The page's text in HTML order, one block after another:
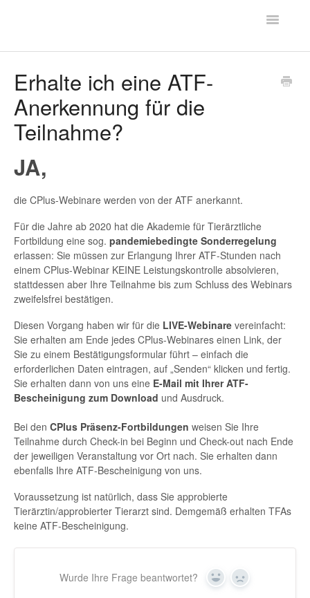
Toggle
Kontakt
Erhalte ich eine ATF-
Anerkennung für die
Teilnahme?
JA,
die CPlus-Webinare werden von der ATF anerkannt.
Für die Jahre ab 2020 hat die Akademie für Tierärztliche
Fortbildung eine sog. pandemiebedingte Sonderregelung
erlassen: Sie müssen zur Erlangung Ihrer ATF-Stunden nach
einem CPlus-Webinar KEINE Leistungskontrolle absolvieren,
stattdessen aber Ihre Teilnahme bis zum Schluss des Webinars
zweifelsfrei bestätigen.
Diesen Vorgang haben wir für die LIVE-Webinare vereinfacht:
Sie erhalten am Ende jedes CPlus-Webinares einen Link, der
Sie zu einem Bestätigungsformular führt – einfach die
erforderlichen Daten eintragen, auf „Senden“ klicken und fertig.
Sie erhalten dann von uns eine E-Mail mit Ihrer ATF-
Bescheinigung zum Download und Ausdruck.
Bei den CPlus Präsenz-Fortbildungen weisen Sie Ihre
Teilnahme durch Check-in bei Beginn und Check-out nach Ende
der jeweiligen Veranstaltung vor Ort nach. Sie erhalten dann
ebenfalls Ihre ATF-Bescheinigung von uns.
Voraussetzung ist natürlich, dass Sie approbierte
Tierärztin/approbierter Tierarzt sind. Demgemäß erhalten TFAs
keine ATF-Bescheinigung.
Wurde Ihre Frage beantwortet? Yes No